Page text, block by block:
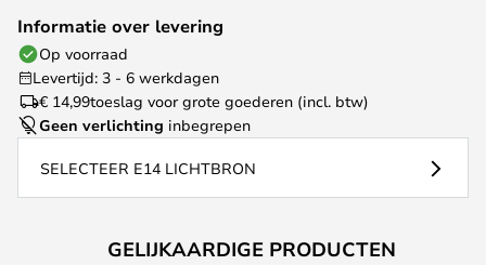
Informatie over levering
Op voorraad
Levertijd: 3 - 6 werkdagen
€ 14,99toeslag voor grote goederen (incl. btw)
Geen verlichting inbegrepen
SELECTEER E14 LICHTBRON
GELIJKAARDIGE PRODUCTEN